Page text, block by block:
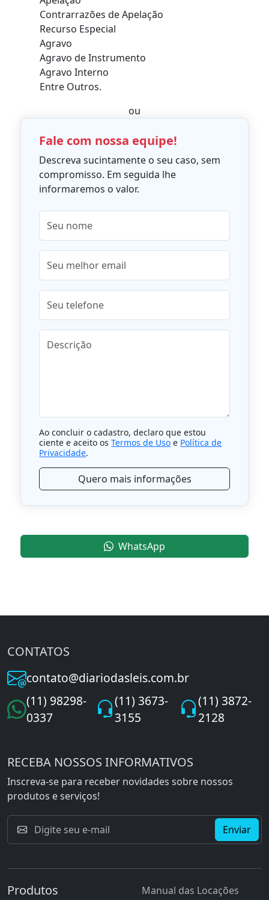
Contrarrazões de Apelação
Recurso Especial
Agravo
Agravo de Instrumento
Agravo Interno
Entre Outros.
ou
Fale com nossa equipe!
Descreva sucintamente o seu caso, sem
compromisso. Em seguida lhe
informaremos o valor.
Ao concluir o cadastro, declaro que estou
ciente e aceito osTermos de Uso e Política de
Privacidade.
Quero mais informações
WhatsApp
CONTATOS
contato@diariodasleis.com.br
(11) 98298-
0337
(11) 3673-
3155
(11) 3872-
2128
RECEBA NOSSOS INFORMATIVOS
Inscreva-se para receber novidades sobre nossos
produtos e serviços!
Enviar
Produtos
Manual das Locações